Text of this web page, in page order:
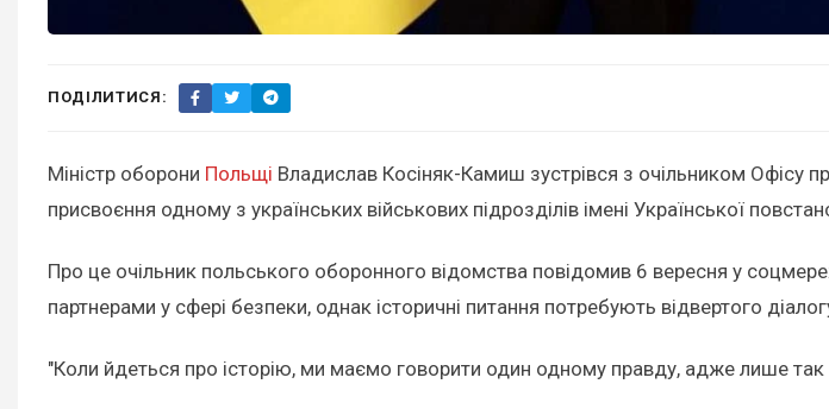
ПОДІЛИТИСЯ:
Міністр оборони Польщі Владислав Косіняк-Камиш зустрівся з очільником Офісу
присвоєння одному з українських військових підрозділів імені Української
Про це очільник польського оборонного відомства повідомив 6 вересня у
партнерами у сфері безпеки, однак історичні питання потребують відвертого
"Коли йдеться про історію, ми маємо говорити один одному правду, адже лише